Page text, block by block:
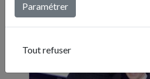
Paramétrer
Tout refuser